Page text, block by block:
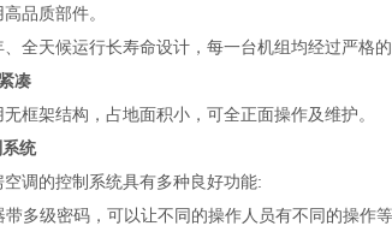
品质部件。
全天候运行长寿命设计，每一台机组均经过严格的
凑
框架结构，占地面积小，可全正面操作及维护。
统
空调的控制系统具有多种良好功能:
多级密码，可以让不同的操作人员有不同的操作等